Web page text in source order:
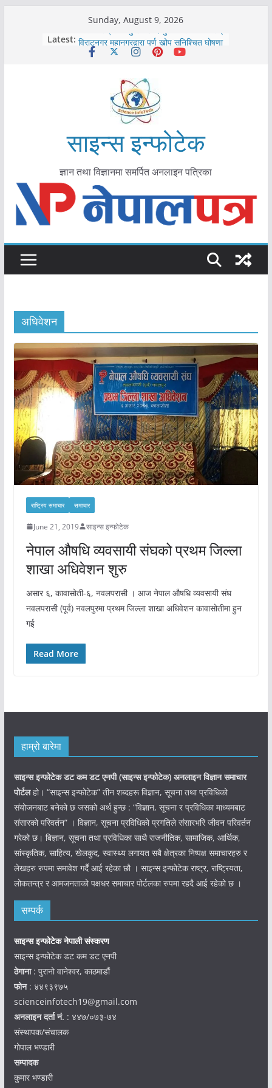
Sunday, August 9, 2026
Latest:
कोरोना संक्रमण पुष्टिपछि दार्चुलाका सीमामा कडाइ
विराटनगर महानगरद्वारा पूर्ण खोप सुनिश्चित घोषणा
तयारी
आयुर्वेद चिकित्सा प्रणालीको भूमिका महत्वपूर्ण छ :
मुख्यमन्त्री शाह
काभ्रेपलाञ्चोकमा आयुर्वेद स्वास्थ्योपचारतर्फ
साइन्स इन्फोटेक
ज्ञान तथा विज्ञानमा समर्पित अनलाइन पत्रिका
अधिवेशन
राष्ट्रिय समाचार समाचार
June 21, 2019 साइन्स इन्फोटेक
नेपाल औषधि व्यवसायी संघको प्रथम जिल्ला
शाखा अधिवेशन शुरु
असार ६, कावासोती-६, नवलपरासी । आज नेपाल औषधि व्यवसायी संघ
नवलपरासी (पूर्व) नवलपुरमा प्रथम जिल्ला शाखा अधिवेशन कावासोतीमा हुन
गई
Read More
हाम्रो बारेमा
साइन्स इन्फोटेक डट कम डट एनपी (साइन्सइन्फोटेक) अनलाइन विज्ञान समाचार
पोर्टलहो। “साइन्स इन्फोटेक” तीन शब्दहरू विज्ञान, सूचना तथा प्रविधिको
संयोजनबाट बनेको छ जसको अर्थ हुन्छ : “विज्ञान, सूचना र प्रविधिका माध्यमबाट
संसारको परिवर्तन” । विज्ञान, सूचना प्रविधिको प्रगतिले संसारभरि जीवन परिवर्तन
गरेको छ। बिज्ञान, सूचना तथा प्रविधिका साथै राजनीतिक, सामाजिक, आर्थिक,
सांस्कृतिक, साहित्य, खेलकुद, स्वास्थ्य लगायत सबै क्षेत्रका निष्पक्ष समाचारहरु र
लेखहरु रुपमा समावेश गर्दै आई रहेका छौ । साइन्स इन्फोटेक राष्ट्र, राष्ट्रियता,
लोकतन्त्र र आमजनताको पक्षधर समाचार पोर्टलका रुपमा रहदै आई रहेको छ ।
सम्पर्क
साइन्स इन्फोटेक नेपाली संस्करण
साइन्स इन्फोटेक डट कम डट एनपी
ठेगाना: पुरानो वानेश्वर, काठमाडौं
फोन: ४४९३९७५
scienceinfotech19@gmail.com
अनलाइन दर्ता नं. : ४४७/०७३-७४
संस्थापक/संचालक
गोपाल भण्डारी
सम्पादक
कुमार भण्डारी